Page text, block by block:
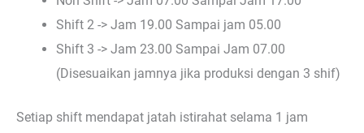
Shift 2 -> Jam 19.00 Sampai jam 05.00
Shift 3 -> Jam 23.00 Sampai Jam 07.00
(Disesuaikan jamnya jika produksi dengan 3 shif)
Setiap shift mendapat jatah istirahat selama 1 jam